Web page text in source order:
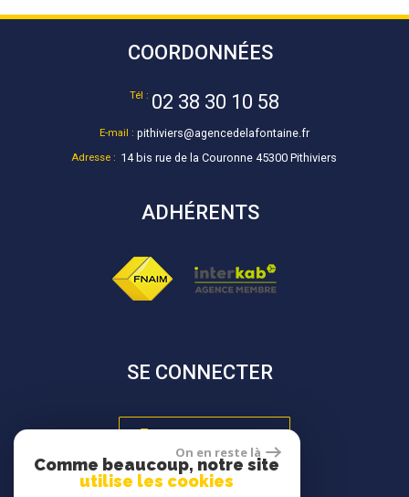
COORDONNÉES
Tél : 02 38 30 10 58
E-mail : pithiviers@agencedelafontaine.fr
Adresse : 14 bis rue de la Couronne 45300 Pithiviers
ADHÉRENTS
SE CONNECTER
On en reste là
Comme beaucoup, notre site
utilise les cookies